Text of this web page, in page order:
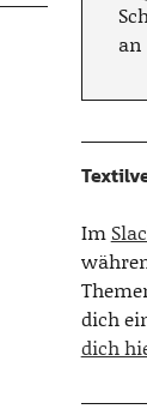
an
Im
dich
dich